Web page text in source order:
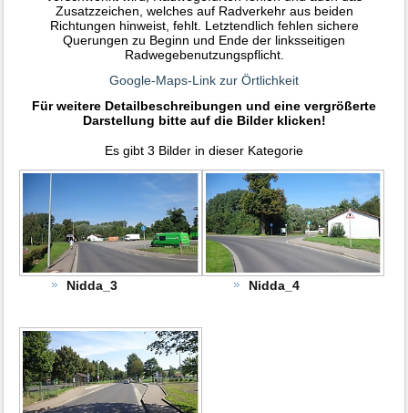
Zusatzzeichen, welches auf Radverkehr aus beiden
Richtungen hinweist, fehlt. Letztendlich fehlen sichere
Querungen zu Beginn und Ende der linksseitigen
Radwegebenutzungspflicht.
Google-Maps-Link zur Örtlichkeit
Für weitere Detailbeschreibungen und eine vergrößerte
Darstellung bitte auf die Bilder klicken!
Es gibt 3 Bilder in dieser Kategorie
Nidda_3 Nidda_4